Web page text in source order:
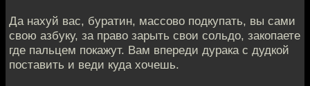
Да нахуй вас, буратин, массово подкупать, вы сами
свою азбуку, за право зарыть свои сольдо, закопаете
где пальцем покажут. Вам впереди дурака с дудкой
поставить и веди куда хочешь.